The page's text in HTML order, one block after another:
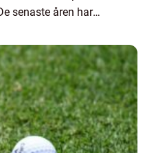
senaste åren har
tillr...